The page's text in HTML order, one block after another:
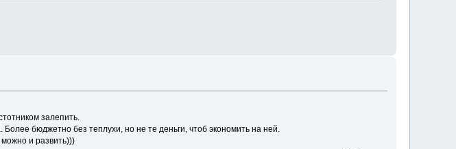
залепить.
бюджетно без теплухи, но не те деньги, чтоб экономить на ней.
, можно и развить)))